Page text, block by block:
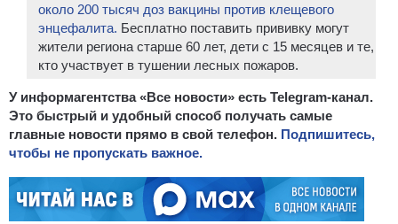
около 200 тысяч доз вакцины против клещевого
энцефалита. Бесплатно поставить прививку могут
жители региона старше 60 лет, дети с 15 месяцев и те,
кто участвует в тушении лесных пожаров.
У информагентства «Все новости» есть Telegram-канал.
Это быстрый и удобный способ получать самые
главные новости прямо в свой телефон. Подпишитесь,
чтобы не пропускать важное.